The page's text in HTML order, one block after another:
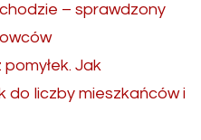
– sprawdzony
Jak
do liczby mieszkańców i